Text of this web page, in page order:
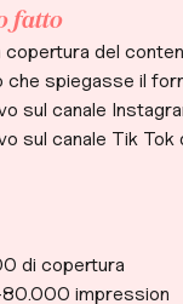
fatto
copertura del
che spiegasse il
sul canale
sul canale Tik
di copertura
impression